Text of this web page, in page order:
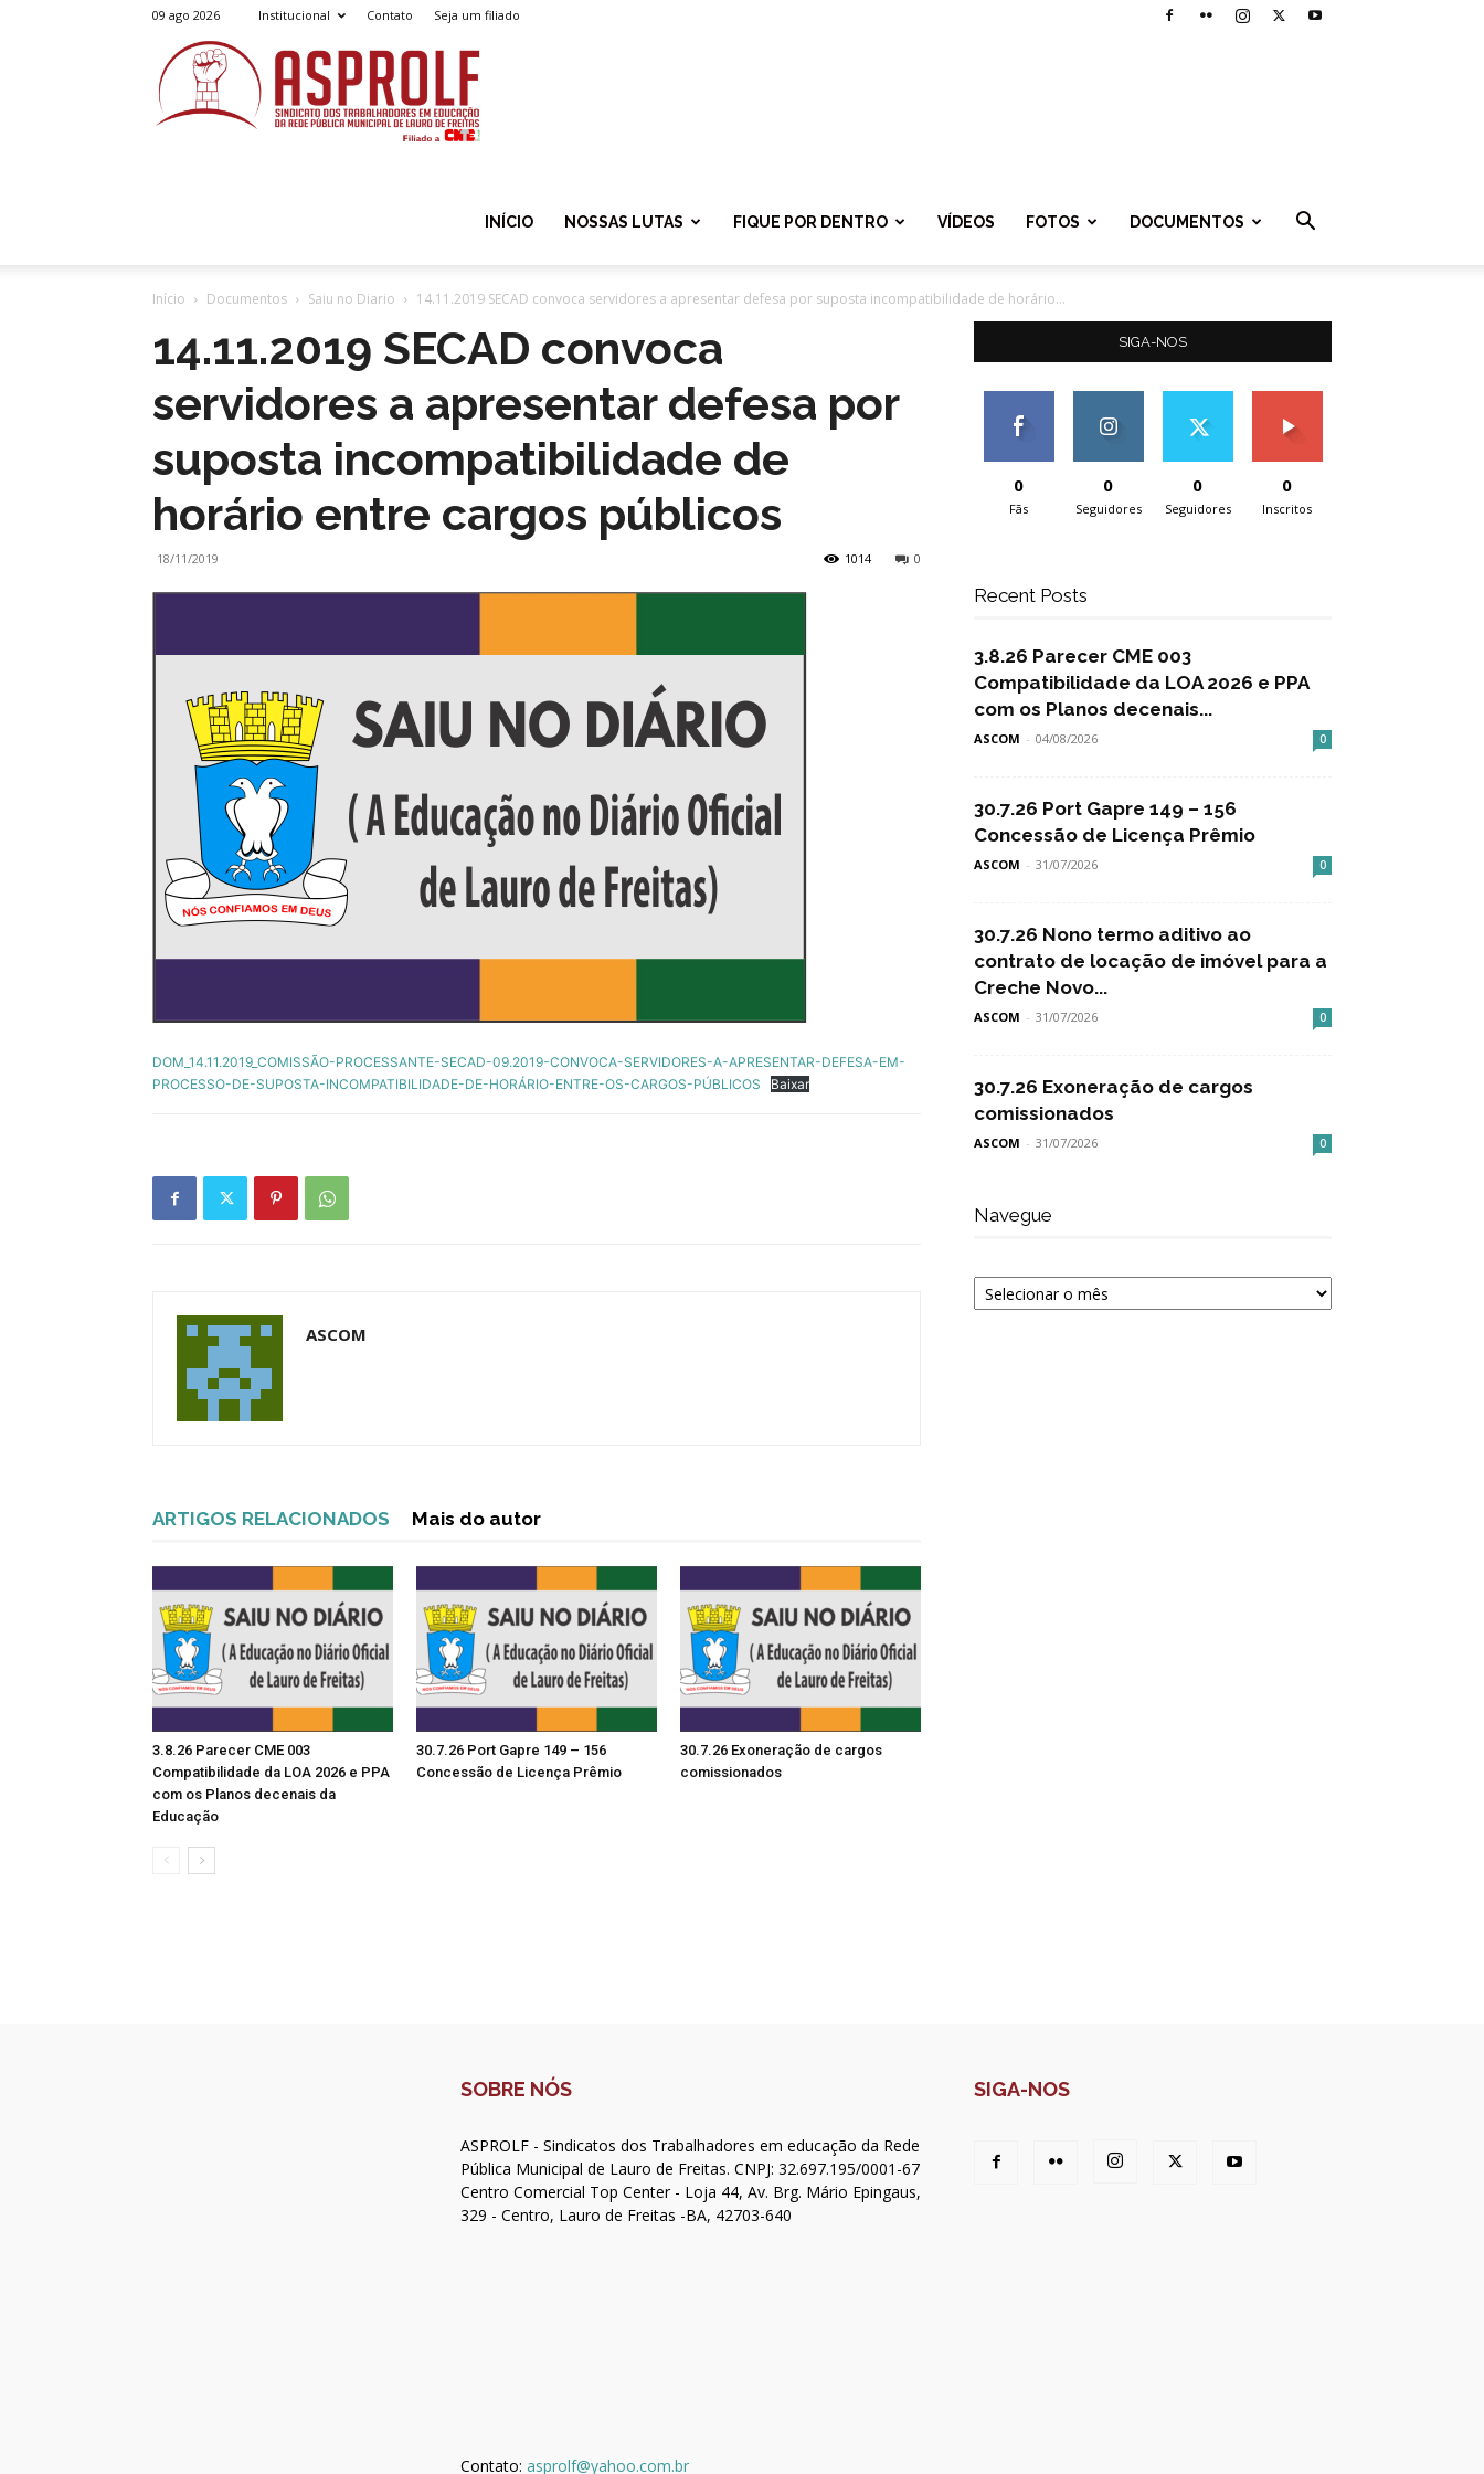
09 ago 2026 Institucional Contato Seja um filiado
INÍCIO NOSSAS LUTAS FIQUE POR DENTRO VÍDEOS FOTOS DOCUMENTOS
Início Documentos Saiu no Diario 14.11.2019 SECAD convoca servidores a apresentar defesa por suposta incompatibilidade de horário...
14.11.2019 SECAD convoca
servidores a apresentar defesa por
suposta incompatibilidade de
horário entre cargos públicos
18/11/2019 0
1014
DOM_14.11.2019_COMISSÃO-PROCESSANTE-SECAD-09.2019-CONVOCA-SERVIDORES-A-APRESENTAR-DEFESA-EM-
PROCESSO-DE-SUPOSTA-INCOMPATIBILIDADE-DE-HORÁRIO-ENTRE-OS-CARGOS-PÚBLICOS
Baixar
ASCOM
ARTIGOS RELACIONADOS Mais do autor
3.8.26 Parecer CME 003
Compatibilidade da LOA 2026 e PPA
com os Planos decenais da
Educação
30.7.26 Port Gapre 149 – 156
Concessão de Licença Prêmio
30.7.26 Exoneração de cargos
comissionados
SIGA-NOS
0
Fãs
0
Seguidores
0
Seguidores
0
Inscritos
Recent Posts
3.8.26 Parecer CME 003
Compatibilidade da LOA 2026 e PPA
com os Planos decenais...
ASCOM - 04/08/2026 0
30.7.26 Port Gapre 149 – 156
Concessão de Licença Prêmio
ASCOM - 31/07/2026 0
30.7.26 Nono termo aditivo ao
contrato de locação de imóvel para a
Creche Novo...
ASCOM - 31/07/2026 0
30.7.26 Exoneração de cargos
comissionados
ASCOM - 31/07/2026 0
Navegue
Navegue
SOBRE NÓS
ASPROLF - Sindicatos dos Trabalhadores em educação da Rede
Pública Municipal de Lauro de Freitas. CNPJ: 32.697.195/0001-67
Centro Comercial Top Center - Loja 44, Av. Brg. Mário Epingaus,
329 - Centro, Lauro de Freitas -BA, 42703-640
Contato: asprolf@yahoo.com.br
SIGA-NOS